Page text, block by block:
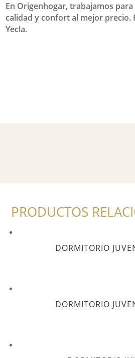
En Origenhogar, trabajamos
calidad y confort al mejor precio.
Yecla.
PRODUCTOS
DORMITORIO
DORMITORIO